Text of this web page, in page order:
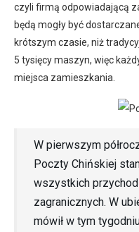
czyli firmą odpowiadającą
będą mogły być
krótszym czasie, niż
5 tysięcy maszyn, więc
miejsca zamieszkania.
W pierwszym
Poczty Chińskiej
wszystkich
zagranicznych. W
mówił w tym